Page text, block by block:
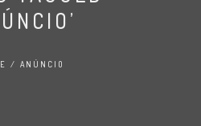
/ ANÚNCIO